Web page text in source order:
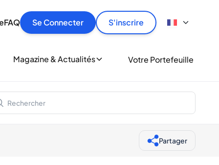
FAQ Se Connecter S'inscrire
en toute sécurité et au meilleur prix.
d'amateurs de whisky et de spiritueux.
Magazine & Actualités Votre Portefeuille
Partager